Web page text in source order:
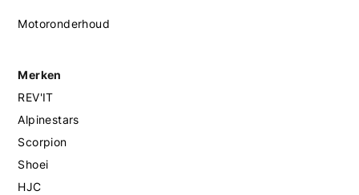
Motoronderhoud
Merken
REV'IT
Alpinestars
Scorpion
Shoei
HJC